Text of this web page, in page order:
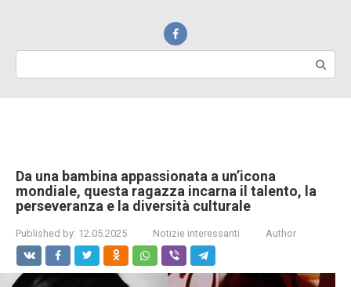
Da una bambina appassionata a un’icona
mondiale, questa ragazza incarna il talento, la
perseveranza e la diversità culturale
Published by: 12.05.2025 Notizie interessanti Author